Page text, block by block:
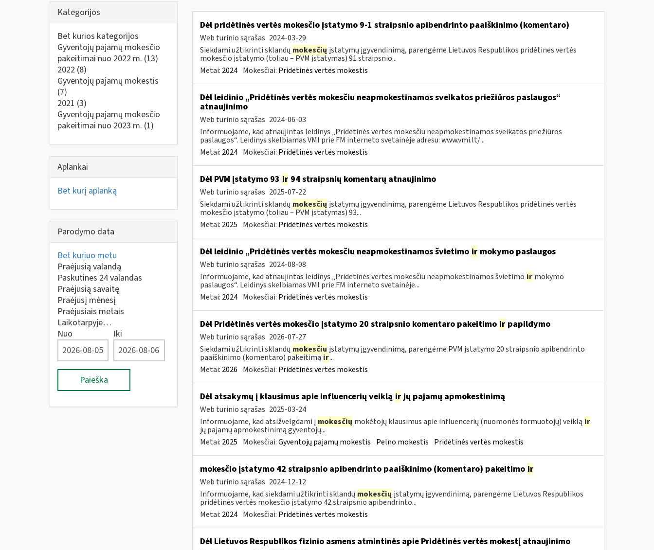
Kategorijos
Bet kurios kategorijos
Gyventojų pajamų mokesčio
pakeitimai nuo 2022 m. (13)
2022 (8)
Gyventojų pajamų mokestis
(7)
2021 (3)
Gyventojų pajamų mokesčio
pakeitimai nuo 2023 m. (1)
Aplankai
Bet kurį aplanką
Parodymo data
Bet kuriuo metu
Praėjusią valandą
Paskutines 24 valandas
Praėjusią savaitę
Praėjusį mėnesį
Praėjusiais metais
Laikotarpyje…
Nuo
Iki
Paieška
Dėl pridėtinės vertės mokesčio įstatymo 9-1 straipsnio apibendrinto paaiškinimo (komentaro)
Web turinio sąrašas 2024-03-29
Siekdami užtikrinti sklandų mokesčių įstatymų įgyvendinimą, parengėme Lietuvos Respublikos pridėtinės vertės
mokesčio įstatymo (toliau – PVM įstatymas) 91 straipsnio...
Metai: 2024 Mokesčiai: Pridėtinės vertės mokestis
Dėl leidinio „Pridėtinės vertės mokesčiu neapmokestinamos sveikatos priežiūros paslaugos“
atnaujinimo
Web turinio sąrašas 2024-06-03
Informuojame, kad atnaujintas leidinys „Pridėtinės vertės mokesčiu neapmokestinamos sveikatos priežiūros
paslaugos“. Leidinys skelbiamas VMI prie FM interneto svetainėje adresu: www.vmi.lt/...
Metai: 2024 Mokesčiai: Pridėtinės vertės mokestis
Dėl PVM įstatymo 93 ir94 straipsnių komentarų atnaujinimo
Web turinio sąrašas 2025-07-22
Siekdami užtikrinti sklandų mokesčių įstatymų įgyvendinimą, parengėme Lietuvos Respublikos pridėtinės vertės
mokesčio įstatymo (toliau – PVM įstatymas) 93...
Metai: 2025 Mokesčiai: Pridėtinės vertės mokestis
Dėl leidinio „Pridėtinės vertės mokesčiu neapmokestinamos švietimo irmokymo paslaugos
Web turinio sąrašas 2024-08-08
Informuojame, kad atnaujintas leidinys „Pridėtinės vertės mokesčiu neapmokestinamos švietimo ir mokymo
paslaugos“. Leidinys skelbiamas VMI prie FM interneto svetainėje...
Metai: 2024 Mokesčiai: Pridėtinės vertės mokestis
Dėl Pridėtinės vertės mokesčio įstatymo 20 straipsnio komentaro pakeitimo irpapildymo
Web turinio sąrašas 2026-07-27
Siekdami užtikrinti sklandų mokesčių įstatymų įgyvendinimą, parengėme PVM įstatymo 20 straipsnio apibendrinto
paaiškinimo (komentaro) pakeitimąir...
Metai: 2026 Mokesčiai: Pridėtinės vertės mokestis
Dėl atsakymų į klausimus apie influencerių veiklą irjų pajamų apmokestinimą
Web turinio sąrašas 2025-03-24
Informuojame, kad atsižvelgdami į mokesčių mokėtojų klausimus apie influencerių (nuomonės formuotojų) veiklą ir
jų pajamų apmokestinimą gyventojų...
Metai: 2025 Mokesčiai:Gyventojų pajamų mokestis Pelno mokestis Pridėtinės vertės mokestis
mokesčio įstatymo 42 straipsnio apibendrinto paaiškinimo (komentaro) pakeitimo ir
Web turinio sąrašas 2024-12-12
Informuojame, kad siekdami užtikrinti sklandų mokesčių įstatymų įgyvendinimą, parengėme Lietuvos Respublikos
pridėtinės vertės mokesčio įstatymo 42 straipsnio apibendrinto...
Metai: 2024 Mokesčiai: Pridėtinės vertės mokestis
Dėl Lietuvos Respublikos fizinio asmens atmintinės apie Pridėtinės vertės mokestį atnaujinimo